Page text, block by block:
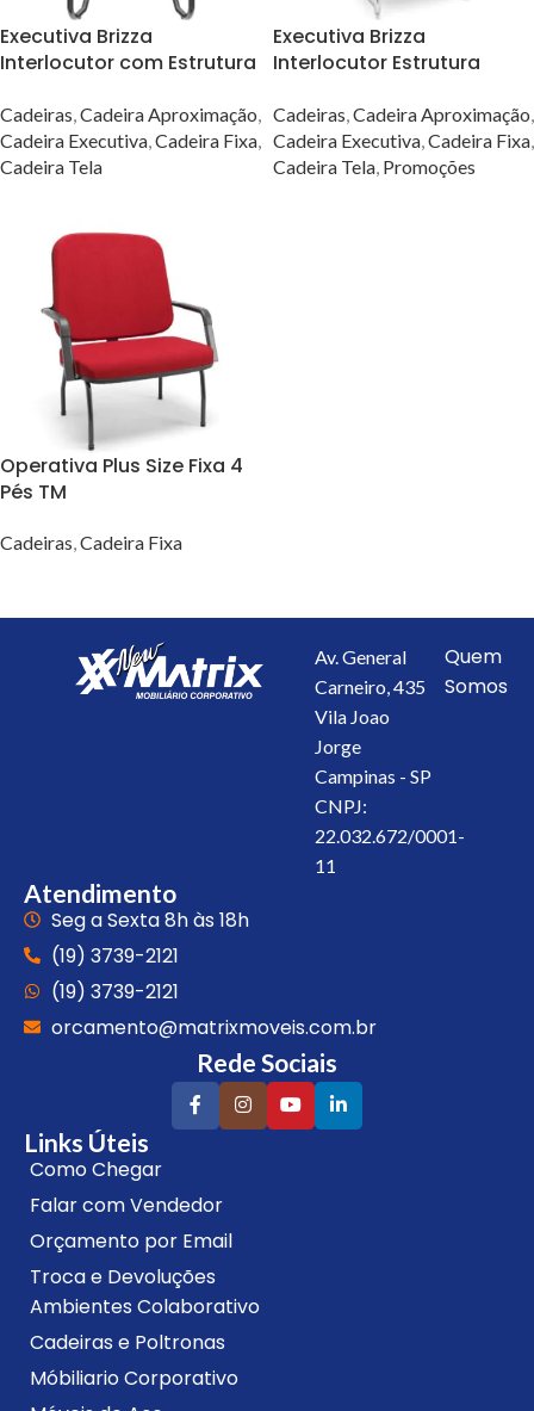
Executiva Brizza
Interlocutor com Estrutura
Cadeiras,Cadeira Aproximação,
Cadeira Executiva,Cadeira Fixa,
Cadeira Tela
Executiva Brizza
Interlocutor Estrutura
Cadeiras,Cadeira Aproximação,
Cadeira Executiva,Cadeira Fixa,
Cadeira Tela, Promoções
Operativa Plus Size Fixa 4
Pés TM
Cadeiras,Cadeira Fixa
Av. General
Carneiro, 435
Vila Joao
Jorge
Campinas - SP
CNPJ:
22.032.672/0001-
11
Quem
Somos
Atendimento
Seg a Sexta 8h às 18h
(19) 3739-2121
(19) 3739-2121
orcamento@matrixmoveis.com.br
Rede Sociais
Links Úteis
Como Chegar
Falar com Vendedor
Orçamento por Email
Troca e Devoluções
Ambientes Colaborativo
Cadeiras e Poltronas
Móbiliario Corporativo